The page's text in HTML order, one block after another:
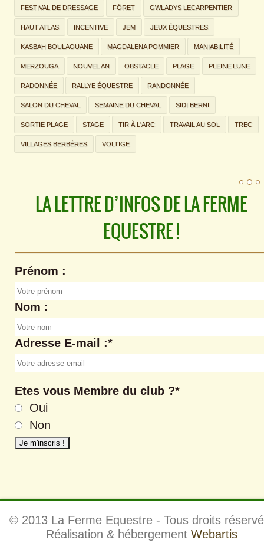
FESTIVAL DE DRESSAGE FÔRET GWLADYS LECARPENTIER
HAUT ATLAS INCENTIVE JEM JEUX ÉQUESTRES
KASBAH BOULAOUANE MAGDALENA POMMIER MANIABILITÉ
MERZOUGA NOUVEL AN OBSTACLE PLAGE PLEINE LUNE
RADONNÉE RALLYE ÉQUESTRE RANDONNÉE
SALON DU CHEVAL SEMAINE DU CHEVAL SIDI BERNI
SORTIE PLAGE STAGE TIR À L'ARC TRAVAIL AU SOL TREC
VILLAGES BERBÈRES VOLTIGE
LA LETTRE D’INFOS DE LA FERME
EQUESTRE !
Prénom :
Nom :
Adresse E-mail :*
Etes vous Membre du club ?*
Oui
Non
© 2013 La Ferme Equestre - Tous droits
Réalisation & hébergement Webartis